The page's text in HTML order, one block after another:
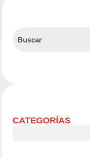
CATEGORÍAS